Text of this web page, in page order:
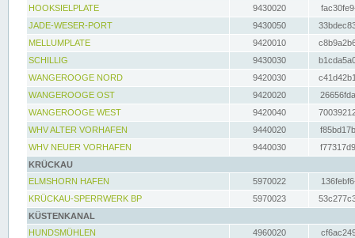
HOOKSIELPLATE
9430020
JADE-WESER-PORT
9430050
MELLUMPLATE
9420010
SCHILLIG
9430030
WANGEROOGE NORD
9420030
WANGEROOGE OST
9420020
WANGEROOGE WEST
9420040
WHV ALTER VORHAFEN
9440020
WHV NEUER VORHAFEN
9440030
KRÜCKAU
ELMSHORN HAFEN
5970022
KRÜCKAU-SPERRWERK BP
5970023
KÜSTENKANAL
HUNDSMÜHLEN
4960020